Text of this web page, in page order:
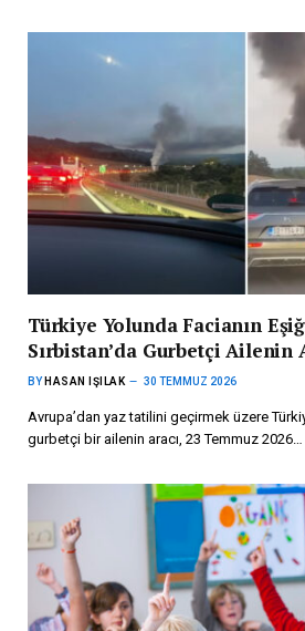
Türkiye Yolunda Facianın
Sırbistan’da Gurbetçi Ailenin
BY HASAN IŞILAK 30 TEMMUZ 2026
Avrupa’dan yaz tatilini geçirmek üzere
gurbetçi bir ailenin aracı, 23 Temmuz 2026…